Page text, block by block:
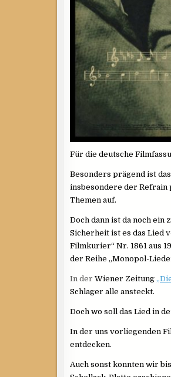
Für die deutsche
Besonders prägend ist
insbesondere der Refrain
Themen auf.
Doch dann ist da noch ein
Sicherheit ist es das Lied
Filmkurier“ Nr. 1861 aus
der Reihe „Monopol-
In der Wiener Zeitung
Schlager alle ansteckt.
Doch wo soll das Lied in
In der uns vorliegenden
entdecken.
Auch sonst konnten wir